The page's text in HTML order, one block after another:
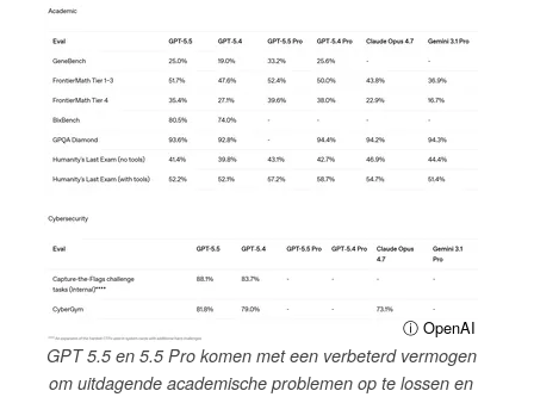
ⓘ OpenAI
GPT 5.5 en 5.5 Pro komen met een verbeterd vermogen
om uitdagende academische problemen op te lossen en